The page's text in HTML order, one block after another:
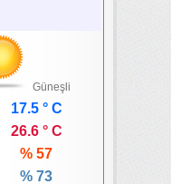
Güneşli
17.5 ° C
26.6 ° C
% 57
% 73